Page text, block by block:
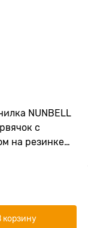
NUNBELL
с
на резинке
корзину